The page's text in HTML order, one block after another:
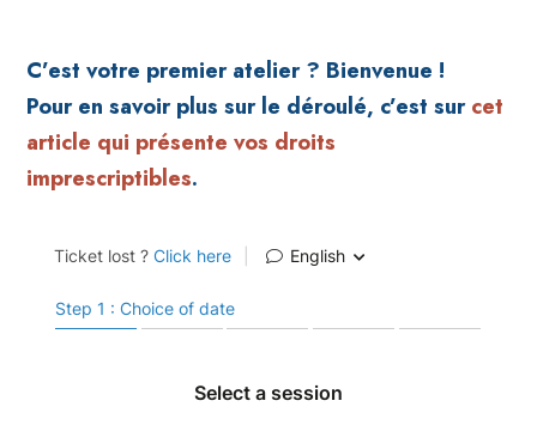
C’est votre premier atelier ? Bienvenue !
Pour en savoir plus sur le déroulé, c’est surcet
article qui présente vos droits
imprescriptibles.